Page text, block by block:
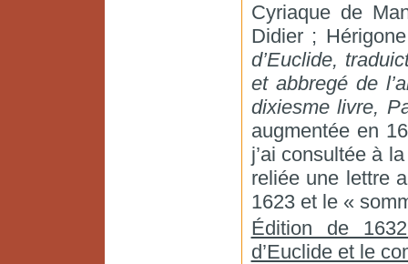
Cyriaque de
Didier ;
d’Euclide,
et abbregé de
dixiesme livre,
augmentée en
j’ai consultée à
reliée une lettre
1623 et le «
Édition de
d’Euclide et le